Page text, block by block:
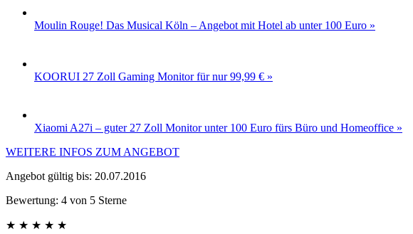
Moulin Rouge! Das Musical Köln – Angebot mit Hotel ab unter 100 Euro »
KOORUI 27 Zoll Gaming Monitor für nur 99,99 € »
Xiaomi A27i – guter 27 Zoll Monitor unter 100 Euro fürs Büro und Homeoffice »
WEITERE INFOS ZUM ANGEBOT
Angebot gültig bis: 20.07.2016
Bewertung: 4 von 5 Sterne
★ ★ ★ ★ ★